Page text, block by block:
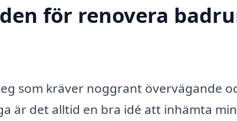
för renovera
som kräver noggrant övervägande
är det alltid en bra idé att inhämta